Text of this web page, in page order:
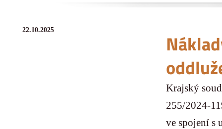
22.10.2025
Krajský
255/2024-
ve spojení s